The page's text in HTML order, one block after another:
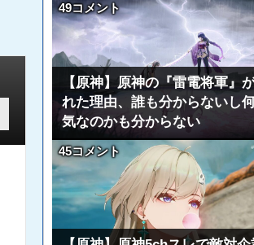
49コメント
【原神】原神の『雷電将軍』
れた理由、誰も分からないし
気なのかも分からない
45コメント